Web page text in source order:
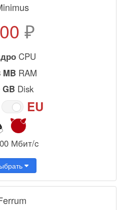
₽
CPU
MB RAM
GB Disk
EU
Мбит/c